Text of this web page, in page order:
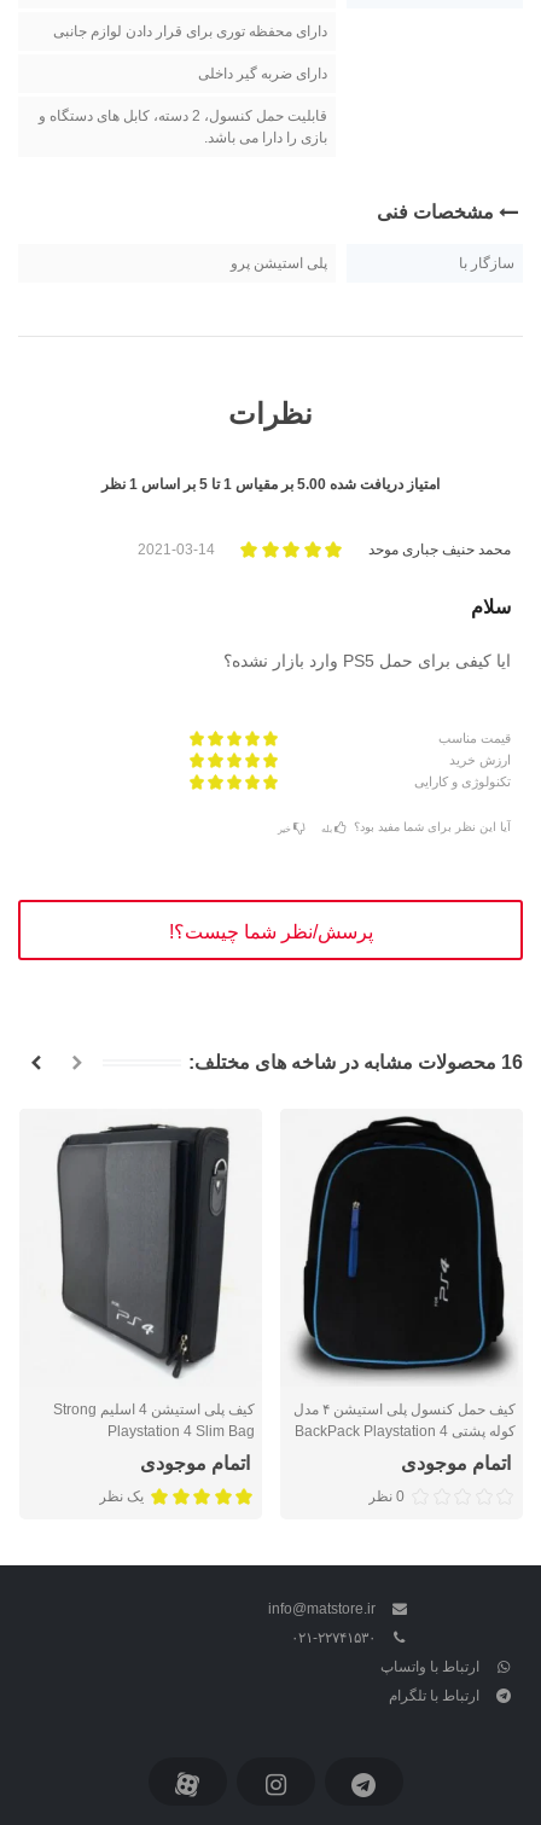
دارای محفظه توری برای قرار دادن لوازم جانبی
دارای ضربه گیر داخلی
قابلیت حمل کنسول، 2 دسته، کابل های دستگاه و
بازی را دارا می باشد.
مشخصات فنی
سازگار با پلی استیشن پرو
نظرات
امتیاز دریافت شده 5.00 بر مقیاس 1تا 5 بر اساس 1 نظر
محمد حنیف جباری موحد 2021-03-14
سلام
ایا کیفی برای حمل PS5 وارد بازار نشده؟
قیمت مناسب
ارزش خرید
تکنولوژی و کارایی
آیا این نظر برای شما مفید بود؟ بله خیر
پرسش/نظر شما چیست؟!
16 محصولات مشابه در شاخه های مختلف:
کیف حمل کنسول پلی استیشن ۴ مدل
کوله پشتی BackPack Playstation 4
اتمام موجودی
0 نظر
کیف پلی استیشن 4 اسلیم Strong
Playstation 4 Slim Bag
اتمام موجودی
یک نظر
info@matstore.ir
۰۲۱-۲۲۷۴۱۵۳۰
ارتباط با واتساپ
ارتباط با تلگرام